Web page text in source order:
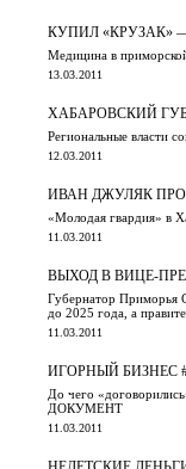
КУПИЛ «КРУЗАК»
Медицина в
13.03.2011
ХАБАРОВСКИЙ
Региональные власти
12.03.2011
ИВАН ДЖУЛЯК
«Молодая гвардия» в
11.03.2011
ВЫХОД В ВИЦЕ-
Губернатор Приморья
до 2025 года, а
11.03.2011
ИГОРНЫЙ БИЗНЕС
До чего
ДОКУМЕНТ
11.03.2011